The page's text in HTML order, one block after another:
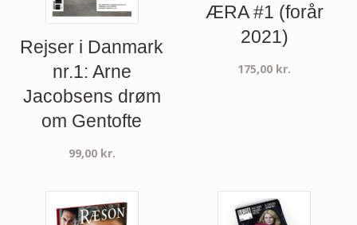
Rejser i Danmark
nr.1: Arne
Jacobsens drøm
om Gentofte
99,00 kr.
ÆRA #1 (forår
2021)
175,00 kr.